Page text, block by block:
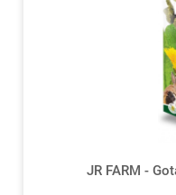
JR FARM -